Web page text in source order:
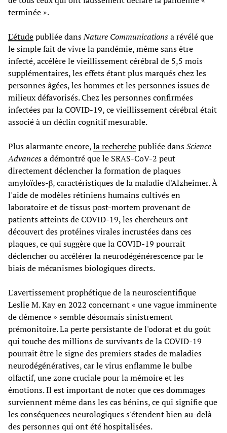
terminée ».
L'étudepubliée dansNature Communicationsa révélé que
le simple fait de vivre la pandémie, même sans être
infecté, accélère le vieillissement cérébral de 5,5 mois
supplémentaires, les effets étant plus marqués chez les
personnes âgées, les hommes et les personnes issues de
milieux défavorisés. Chez les personnes confirmées
infectées par la COVID-19, ce vieillissement cérébral était
associé à un déclin cognitif mesurable.
Plus alarmante encore,la recherchepubliée dansScience
Advancesa démontré que le SRAS-CoV-2 peut
directement déclencher la formation de plaques
amyloïdes-β, caractéristiques de la maladie d'Alzheimer. À
l'aide de modèles rétiniens humains cultivés en
laboratoire et de tissus post-mortem provenant de
patients atteints de COVID-19, les chercheurs ont
découvert des protéines virales incrustées dans ces
plaques, ce qui suggère que la COVID-19 pourrait
déclencher ou accélérer la neurodégénérescence par le
biais de mécanismes biologiques directs.
L'avertissement prophétique de la neuroscientifique
Leslie M. Kay en 2022 concernant « une vague imminente
de démence » semble désormais sinistrement
prémonitoire. La perte persistante de l'odorat et du goût
qui touche des millions de survivants de la COVID-19
pourrait être le signe des premiers stades de maladies
neurodégénératives, car le virus enflamme le bulbe
olfactif, une zone cruciale pour la mémoire et les
émotions. Il est important de noter que ces dommages
surviennent même dans les cas bénins, ce qui signifie que
les conséquences neurologiques s'étendent bien au-delà
des personnes qui ont été hospitalisées.